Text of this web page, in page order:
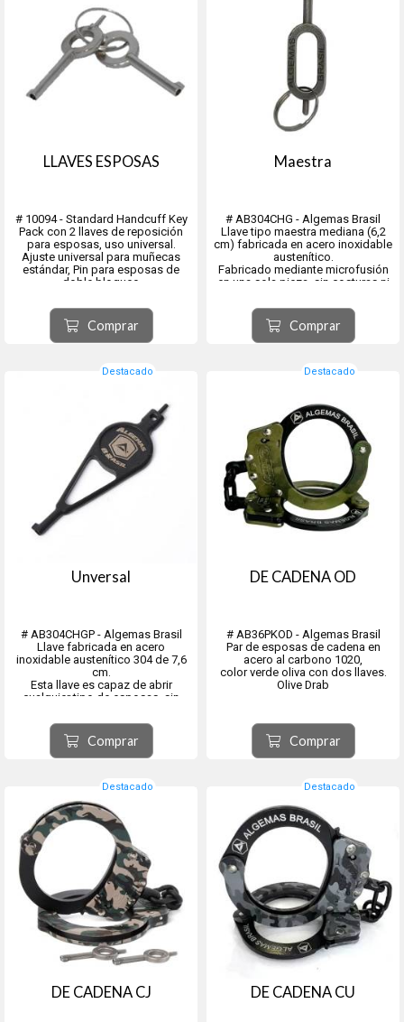
LLAVES ESPOSAS
# 10094 - Standard Handcuff Key
Pack con 2 llaves de reposición
para esposas, uso universal.
Ajuste universal para muñecas
estándar, Pin para esposas de
doble bloqueo
Comprar
Maestra
# AB304CHG - Algemas Brasil
Llave tipo maestra mediana (6,2
cm) fabricada en acero inoxidable
austenítico.
Fabricado mediante microfusión
en una sola pieza, sin costuras ni
El precio es por una sola llave
Comprar
Destacado
Unversal
# AB304CHGP - Algemas Brasil
Llave fabricada en acero
inoxidable austenítico 304 de 7,6
cm.
Esta llave es capaz de abrir
cualquier tipo de esposas, sin
Además, proporciona una mayor
facilidad de manejo a la hora de
abrir las esposas.
El precio es por una sola llave
Comprar
Destacado
DE CADENA OD
# AB36PKOD - Algemas Brasil
Par de esposas de cadena en
acero al carbono 1020,
color verde oliva con dos llaves.
Olive Drab
Comprar
Destacado
DE CADENA CJ
Destacado
DE CADENA CU